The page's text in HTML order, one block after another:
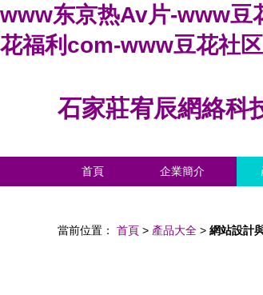
www东京热Av片-www豆
花福利com-www豆花社
石家莊宥辰網絡科
首頁 企業簡介
當前位置： 首頁 > 產品大全 > 網站設計